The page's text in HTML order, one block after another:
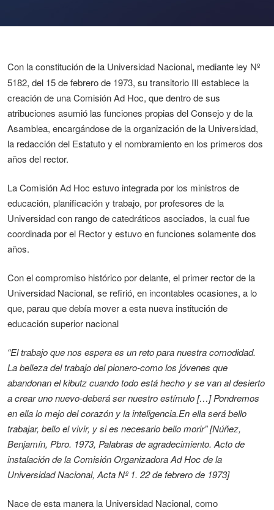
Con la constitución de la Universidad Nacional, mediante ley Nº
5182, del 15 de febrero de 1973, su transitorio III establece la
creación de una Comisión Ad Hoc, que dentro de sus
atribuciones asumió las funciones propias del Consejo y de la
Asamblea, encargándose de la organización de la Universidad,
la redacción del Estatuto y el nombramiento en los primeros dos
años del rector.
La Comisión Ad Hoc estuvo integrada por los ministros de
educación, planificación y trabajo, por profesores de la
Universidad con rango de catedráticos asociados, la cual fue
coordinada por el Rector y estuvo en funciones solamente dos
años.
Con el compromiso histórico por delante, el primer rector de la
Universidad Nacional, se refirió, en incontables ocasiones, a lo
que, parau que debía mover a esta nueva institución de
educación superior nacional
“El trabajo que nos espera es un reto para nuestra comodidad.
La belleza del trabajo del pionero-como los jóvenes que
abandonan el kibutz cuando todo está hecho y se van al desierto
a crear uno nuevo-deberá ser nuestro estímulo […] Pondremos
en ella lo mejo del corazón y la inteligencia.En ella será bello
trabajar, bello el vivir, y si es necesario bello morir” [Núñez,
Benjamín, Pbro. 1973, Palabras de agradecimiento. Acto de
instalación de la Comisión Organizadora Ad Hoc de la
Universidad Nacional, Acta Nº 1. 22 de febrero de 1973]
Nace de esta manera la Universidad Nacional, como